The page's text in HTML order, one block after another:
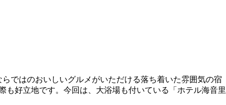
ではのおいしいグルメがいただける落ち着いた雰囲気の宿
好立地です。今回は、大浴場も付いている「ホテル海音里